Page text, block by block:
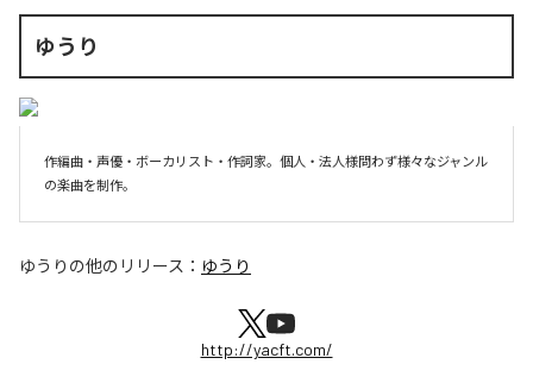
ゆうり
作編曲・声優・ボーカリスト・作詞家。個人・法人様問わず様々なジャンル
の楽曲を制作。
ゆうり の他のリリース： ゆうり
http://yacft.com/